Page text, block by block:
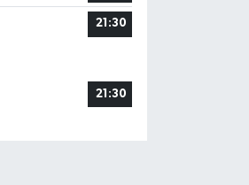
21:30
21:30